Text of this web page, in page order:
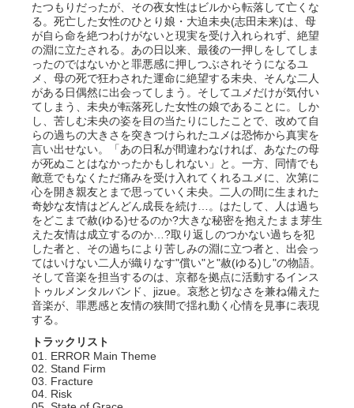
たつもりだったが、その夜女性はビルから転落して亡くな
る。死亡した女性のひとり娘・大迫未央(志田未来)は、母
が自ら命を絶つわけがないと現実を受け入れられず、絶望
の淵に立たされる。あの日以来、最後の一押しをしてしま
ったのではないかと罪悪感に押しつぶされそうになるユ
メ、母の死で狂わされた運命に絶望する未央、そんな二人
がある日偶然に出会ってしまう。そしてユメだけが気付い
てしまう、未央が転落死した女性の娘であることに。しか
し、苦しむ未央の姿を目の当たりにしたことで、改めて自
らの過ちの大きさを突きつけられたユメは恐怖から真実を
言い出せない。「あの日私が間違わなければ、あなたの母
が死ぬことはなかったかもしれない」と。一方、同情でも
敵意でもなくただ痛みを受け入れてくれるユメに、次第に
心を開き親友とまで思っていく未央。二人の間に生まれた
奇妙な友情はどんどん成長を続け…。はたして、人は過ち
をどこまで赦(ゆる)せるのか?大きな秘密を抱えたまま芽生
えた友情は成立するのか…?取り返しのつかない過ちを犯
した者と、その過ちにより苦しみの淵に立つ者と、出会っ
てはいけない二人が織りなす"償い"と"赦(ゆる)し"の物語。
そして音楽を担当するのは、京都を拠点に活動するインス
トゥルメンタルバンド、jizue。哀愁と切なさを兼ね備えた
音楽が、罪悪感と友情の狭間で揺れ動く心情を見事に表現
する。
トラックリスト
01. ERROR Main Theme
02. Stand Firm
03. Fracture
04. Risk